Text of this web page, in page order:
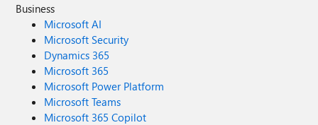
Business
Microsoft AI
Microsoft Security
Dynamics 365
Microsoft 365
Microsoft Power Platform
Microsoft Teams
Microsoft 365 Copilot